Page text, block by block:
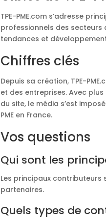
TPE-PME.com s’adresse
professionnels des secteurs
tendances et
Chiffres clés
Depuis sa création, TPE-
et des entreprises. Avec
du site, le média s’est
PME en France.
Vos questions
Qui sont les
Les principaux contributeurs
partenaires.
Quels types de